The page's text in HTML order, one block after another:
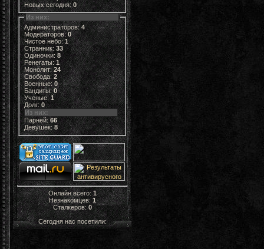
Новых сегодня:0
Из них:
Администраторов:4
Модераторов:0
Чистое небо:1
Странник: 33
Одиночки:8
Ренегаты:1
Монолит:24
Свобода:2
Военные:0
Бандиты:0
Ученые:1
Долг:0
Из них:
Парней:66
Девушек:8
Онлайн всего:1
Незнакомцев:1
Сталкеров:0
Сегодня нас посетили: